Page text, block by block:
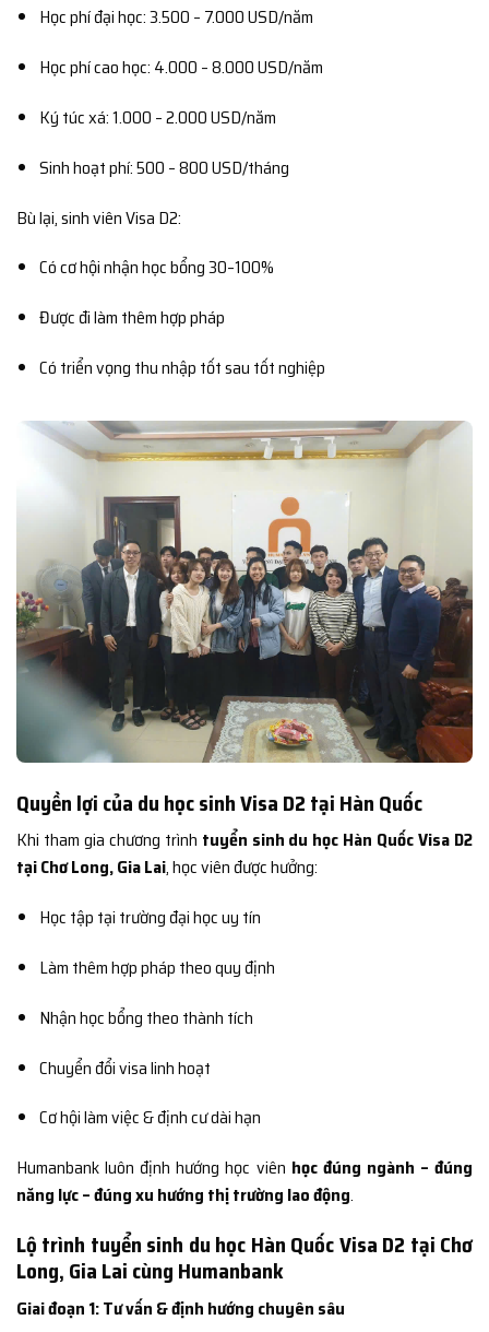
Học phí đại học: 3.500 – 7.000 USD/năm
Học phí cao học: 4.000 – 8.000 USD/năm
Ký túc xá: 1.000 – 2.000 USD/năm
Sinh hoạt phí: 500 – 800 USD/tháng
Bù lại, sinh viên Visa D2:
Có cơ hội nhận học bổng 30–100%
Được đi làm thêm hợp pháp
Có triển vọng thu nhập tốt sau tốt nghiệp
Quyền lợi của du học sinh Visa D2 tại Hàn Quốc
Khi tham gia chương trình tuyển sinh du học Hàn Quốc Visa D2
tại Chơ Long, Gia Lai, học viên được hưởng:
Học tập tại trường đại học uy tín
Làm thêm hợp pháp theo quy định
Nhận học bổng theo thành tích
Chuyển đổi visa linh hoạt
Cơ hội làm việc & định cư dài hạn
Humanbank luôn định hướng học viên học đúng ngành – đúng
năng lực – đúng xu hướng thị trường lao động.
Lộ trình tuyển sinh du học Hàn Quốc Visa D2 tại Chơ
Long, Gia Lai cùng Humanbank
Giai đoạn 1: Tư vấn & định hướng chuyên sâu